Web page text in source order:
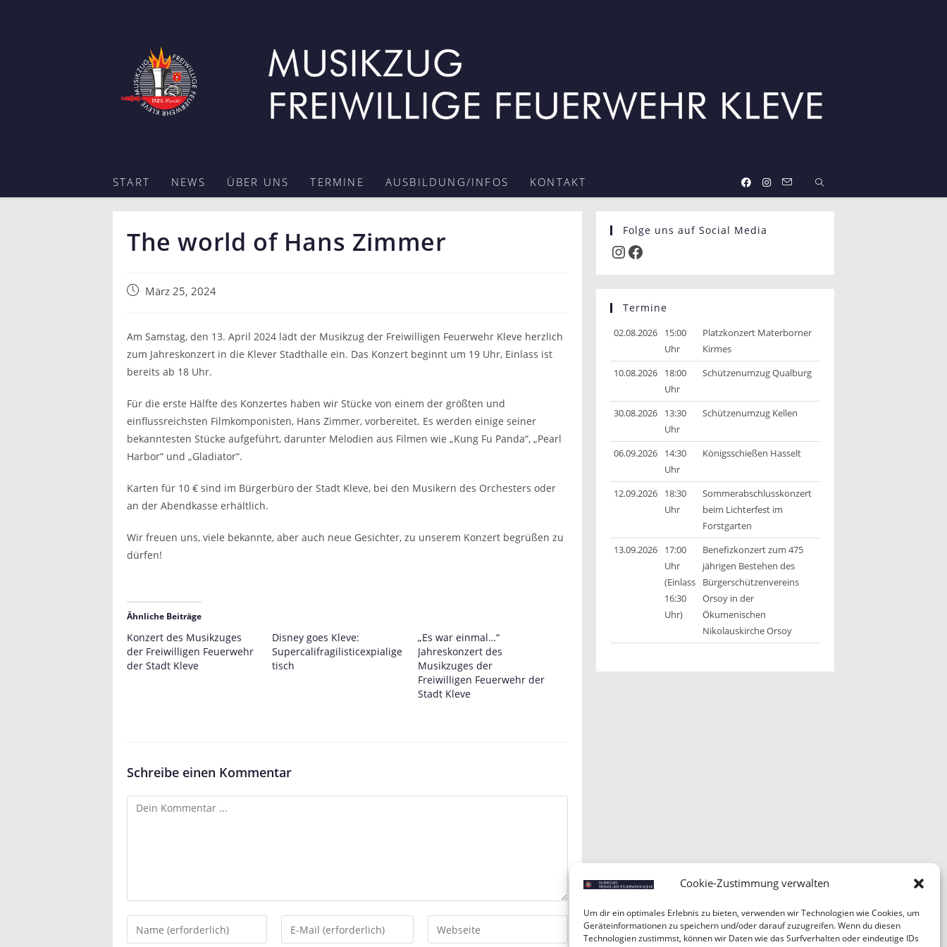
Cookie-Zustimmung verwalten
Um dir ein optimales Erlebnis zu bieten, verwenden wir Technologien wie Cookies, um
Geräteinformationen zu speichern und/oder darauf zuzugreifen. Wenn du diesen
Technologien zustimmst, können wir Daten wie das Surfverhalten oder eindeutige IDs
START NEWS ÜBER UNS TERMINE AUSBILDUNG/INFOS KONTAKT
The world of Hans Zimmer
BeitragMärz 25, 2024
Am Samstag, den 13. April 2024 lädt der Musikzug der Freiwilligen Feuerwehr Kleve herzlich
zum Jahreskonzert in die Klever Stadthalle ein. Das Konzert beginnt um 19 Uhr, Einlass ist
bereits ab 18 Uhr.
Für die erste Hälfte des Konzertes haben wir Stücke von einem der größten und
einflussreichsten Filmkomponisten, Hans Zimmer, vorbereitet. Es werden einige seiner
bekanntesten Stücke aufgeführt, darunter Melodien aus Filmen wie „Kung Fu Panda“, „Pearl
Harbor“ und „Gladiator“.
Karten für 10 € sind im Bürgerbüro der Stadt Kleve, bei den Musikern des Orchesters oder
an der Abendkasse erhältlich.
Wir freuen uns, viele bekannte, aber auch neue Gesichter, zu unserem Konzert begrüßen zu
dürfen!
Ähnliche Beiträge
Konzert des Musikzuges
der Freiwilligen Feuerwehr
der Stadt Kleve
Disney goes Kleve:
Supercalifragilisticexpialige
tisch
„Es war einmal…“
Jahreskonzert des
Musikzuges der
Freiwilligen Feuerwehr der
Stadt Kleve
Schreibe einen Kommentar
Kommentieren
Gib
deinen
Gib
deine
Gib
deine
Folge uns auf Social Media
Instagram
Facebook
Termine
02.08.2026
15:00
Uhr
Platzkonzert Materborner
Kirmes
10.08.2026
18:00
Uhr
Schützenumzug Qualburg
30.08.2026
13:30
Uhr
Schützenumzug Kellen
06.09.2026
14:30
Uhr
Königsschießen Hasselt
12.09.2026
18:30
Uhr
Sommerabschlusskonzert
beim Lichterfest im
Forstgarten
13.09.2026
17:00
Uhr
(Einlass
16:30
Uhr)
Benefizkonzert zum 475
jährigen Bestehen des
Bürgerschützenvereins
Orsoy in der
Ökumenischen
Nikolauskirche Orsoy